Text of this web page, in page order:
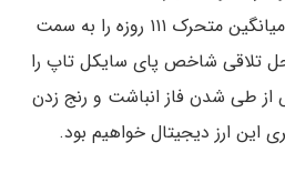
دلار اصلاح شود (اتفاقی که میانگین متحرک ۱۱۱ روزه را به سمت
تلاقی شاخص پای سایکل تاپ را
از طی شدن فاز انباشت و رنج زدن
این ارز دیجیتال خواهیم بود.